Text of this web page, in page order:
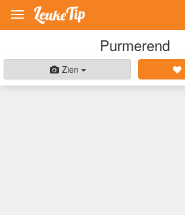
Toggle
navigation
Purmerend
Zien